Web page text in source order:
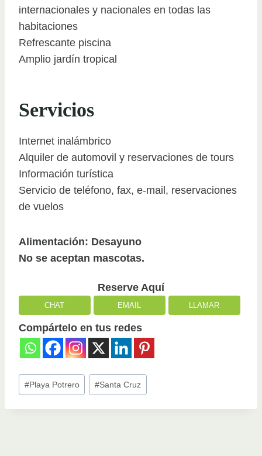
internacionales y nacionales en todas las
habitaciones
Refrescante piscina
Amplio jardín tropical
Servicios
Internet inalámbrico
Alquiler de automovil y reservaciones de tours
Información turística
Servicio de teléfono, fax, e-mail, reservaciones
de vuelos
Alimentación: Desayuno
No se aceptan mascotas.
Reserve Aquí
CHAT EMAIL LLAMAR
Compártelo en tus redes
Post
Tags:
#Playa Potrero #Santa Cruz